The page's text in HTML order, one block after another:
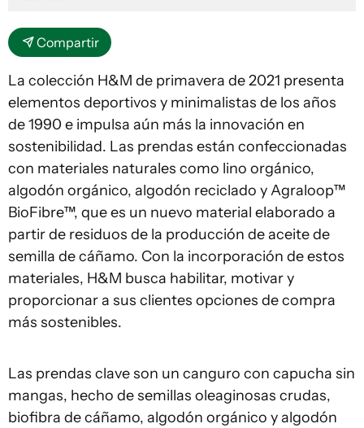
Compartir
La colección H&M de primavera de 2021 presenta
elementos deportivos y minimalistas de los años
de 1990 e impulsa aún más la innovación en
sostenibilidad. Las prendas están confeccionadas
con materiales naturales como lino orgánico,
algodón orgánico, algodón reciclado y Agraloop™
BioFibre™, que es un nuevo material elaborado a
partir de residuos de la producción de aceite de
semilla de cáñamo. Con la incorporación de estos
materiales, H&M busca habilitar, motivar y
proporcionar a sus clientes opciones de compra
más sostenibles.
Las prendas clave son un canguro con capucha sin
mangas, hecho de semillas oleaginosas crudas,
biofibra de cáñamo, algodón orgánico y algodón